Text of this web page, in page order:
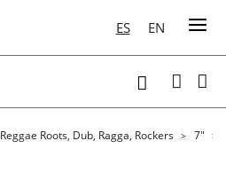
ES EN

Reggae Roots, Dub, Ragga, Rockers 7"